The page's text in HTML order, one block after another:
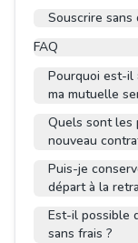
Souscrire sans
FAQ
Pourquoi est-il
ma mutuelle
Quels sont les
nouveau
Puis-je
départ à la
Est-il possible
sans frais ?